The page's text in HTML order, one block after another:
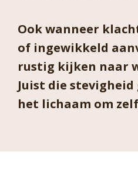
Ook wanneer
of ingewikkeld
rustig kijken naar
Juist die
het lichaam om